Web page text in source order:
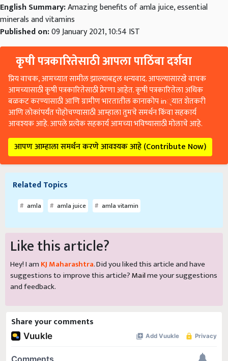
English Summary:Amazing benefits of amla juice, essential
minerals and vitamins
Published on:09 January 2021, 10:54 IST
कृषी पत्रकारितेसाठी आपला पाठिंबा दर्शवा
प्रिय वाचक, आमच्यात सामील झाल्याबद्दल धन्यवाद. आपल्यासारखे वाचक
आमच्यासाठी कृषी पत्रकारितेसाठी प्रेरणा आहेत. कृषी पत्रकारितेला अधिक
बळकट करण्यासाठी आणि ग्रामीण भारतातील कानाकोप in्यात शेतकरी
आणि लोकांपर्यंत पोहोचण्यासाठी आम्हाला तुमचे समर्थन किंवा सहकार्य
आवश्यक आहे. आपले प्रत्येक सहकार्य आमच्या भविष्यासाठी मोलाचे आहे.
आपण आम्हाला समर्थन करणे आवश्यक आहे (Contribute Now)
Related Topics
amla amla juice amla vitamin
Like this article?
Hey! I am KJ Maharashtra. Did you liked this article and have
suggestions to improve this article?Mailme your suggestions
and feedback.
Share your comments